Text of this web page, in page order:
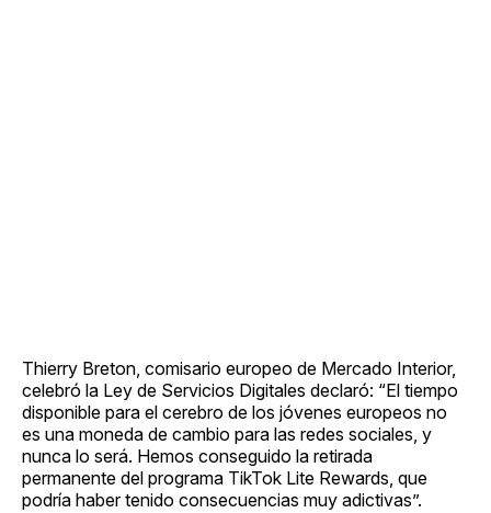
Thierry Breton, comisario europeo de Mercado Interior,
celebró la Ley de Servicios Digitales declaró: “El tiempo
disponible para el cerebro de los jóvenes europeos no
es una moneda de cambio para las redes sociales, y
nunca lo será. Hemos conseguido la retirada
permanente del programa TikTok Lite Rewards, que
podría haber tenido consecuencias muy adictivas”.